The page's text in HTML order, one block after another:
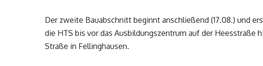
Der zweite Bauabschnitt beginnt anschließend (17.08.) und
die HTS bis vor das Ausbildungszentrum auf der Heesstraße
Straße in Fellinghausen.